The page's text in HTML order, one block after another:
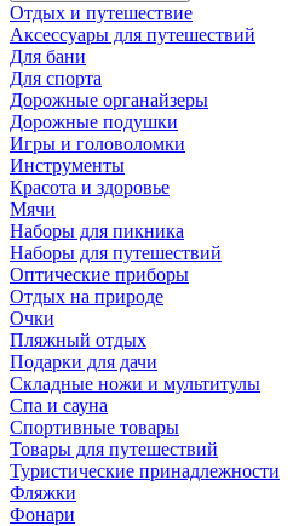
Отдых и путешествие
Аксессуары для путешествий
Для бани
Для спорта
Дорожные органайзеры
Дорожные подушки
Игры и головоломки
Инструменты
Красота и здоровье
Мячи
Наборы для пикника
Наборы для путешествий
Оптические приборы
Отдых на природе
Очки
Пляжный отдых
Подарки для дачи
Складные ножи и мультитулы
Спа и сауна
Спортивные товары
Товары для путешествий
Туристические принадлежности
Фляжки
Фонари